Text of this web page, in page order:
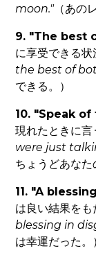
moon."（あの
9. "The best
に享受できる状
the best of
できる。）
10. "Speak
現れたときに言
were just
ちょうどあなた
11. "A
は良い結果をも
blessing in
は幸運だった。